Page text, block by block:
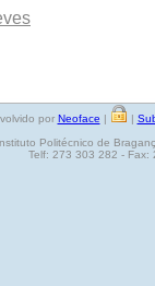
por Neoface | |
Politécnico de
Telf: 273 303 282 - Fax: